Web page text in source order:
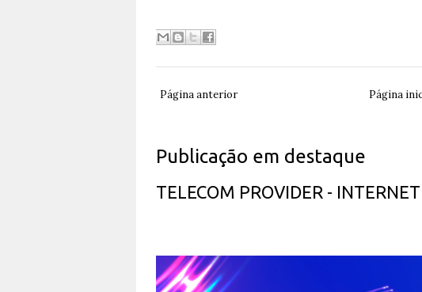
Página anterior Página
Publicação em destaque
TELECOM PROVIDER -